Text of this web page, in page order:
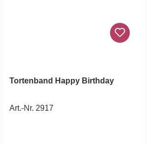
Tortenband Happy Birthday
Art.-Nr. 2917